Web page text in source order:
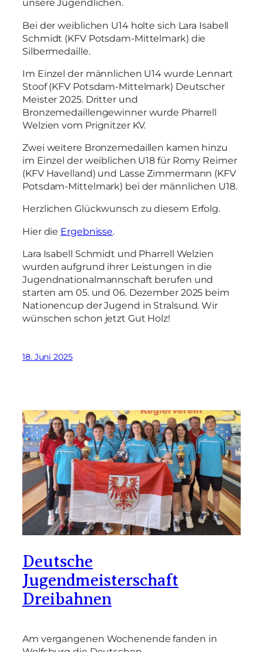
unsere Jugendlichen.
Bei der weiblichen U14 holte sich Lara Isabell
Schmidt (KFV Potsdam-Mittelmark) die
Silbermedaille.
Im Einzel der männlichen U14 wurde Lennart
Stoof (KFV Potsdam-Mittelmark) Deutscher
Meister 2025. Dritter und
Bronzemedaillengewinner wurde Pharrell
Welzien vom Prignitzer KV.
Zwei weitere Bronzemedaillen kamen hinzu
im Einzel der weiblichen U18 für Romy Reimer
(KFV Havelland) und Lasse Zimmermann (KFV
Potsdam-Mittelmark) bei der männlichen U18.
Herzlichen Glückwunsch zu diesem Erfolg.
Hier die Ergebnisse.
Lara Isabell Schmidt und Pharrell Welzien
wurden aufgrund ihrer Leistungen in die
Jugendnationalmannschaft berufen und
starten am 05. und 06. Dezember 2025 beim
Nationencup der Jugend in Stralsund. Wir
wünschen schon jetzt Gut Holz!
18. Juni 2025
Deutsche
Jugendmeisterschaft
Dreibahnen
Am vergangenen Wochenende fanden in